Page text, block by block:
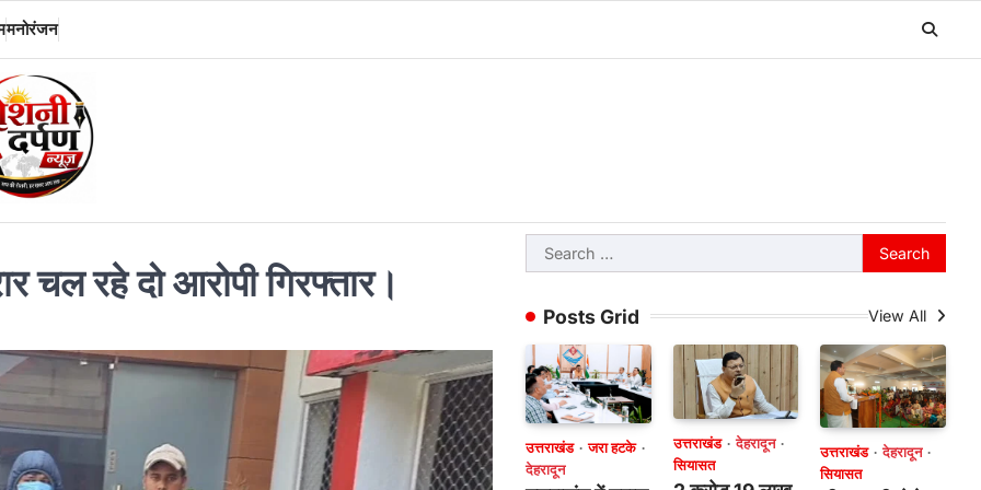
मनोरंजन
चल रहे दो आरोपी गिरफ्तार।
Search
for:
Posts Grid View All
उत्तराखंड
जरा हटके
देहरादून
उत्तराखंड
देहरादून
सियासत
उत्तराखंड
देहरादून
सियासत